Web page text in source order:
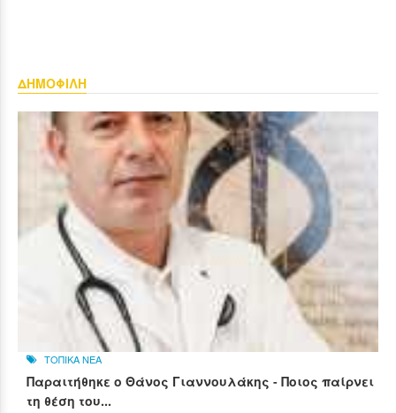
ΔΗΜΟΦΙΛΗ
ΤΟΠΙΚΑ ΝΕΑ
Παραιτήθηκε ο Θάνος Γιαννουλάκης - Ποιος παίρνει
τη θέση του...